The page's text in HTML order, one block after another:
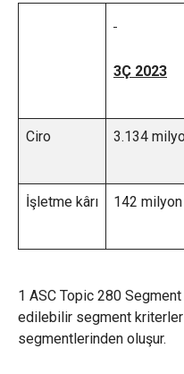
3Ç 2023
Ciro 3.134
İşletme kârı 142
1 ASC Topic 280
edilebilir segment
segmentlerinden oluşur.